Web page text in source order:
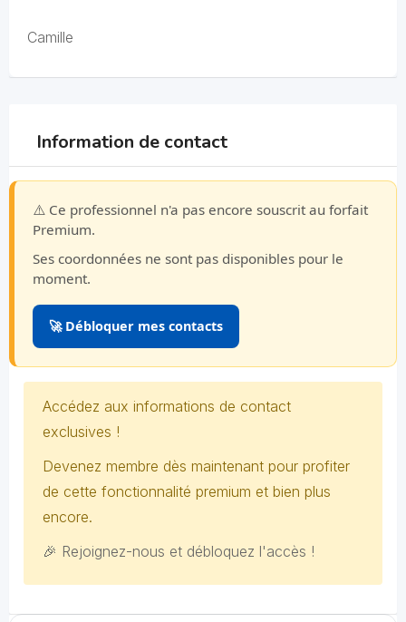
Camille
Information de contact
⚠️ Ce professionnel n'a pas encore souscrit au forfait
Premium.
Ses coordonnées ne sont pas disponibles pour le
moment.
🚀 Débloquer mes contacts
Accédez aux informations de contact
exclusives !
Devenez membre dès maintenant pour profiter
de cette fonctionnalité premium et bien plus
encore.
🎉 Rejoignez-nous et débloquez l'accès !